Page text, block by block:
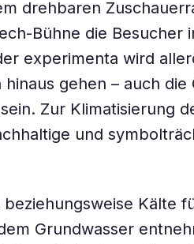
drehbaren
Bühne die Besucher
experimenta wird
gehen – auch
Zur Klimatisierung
und
Kälte
Grundwasser